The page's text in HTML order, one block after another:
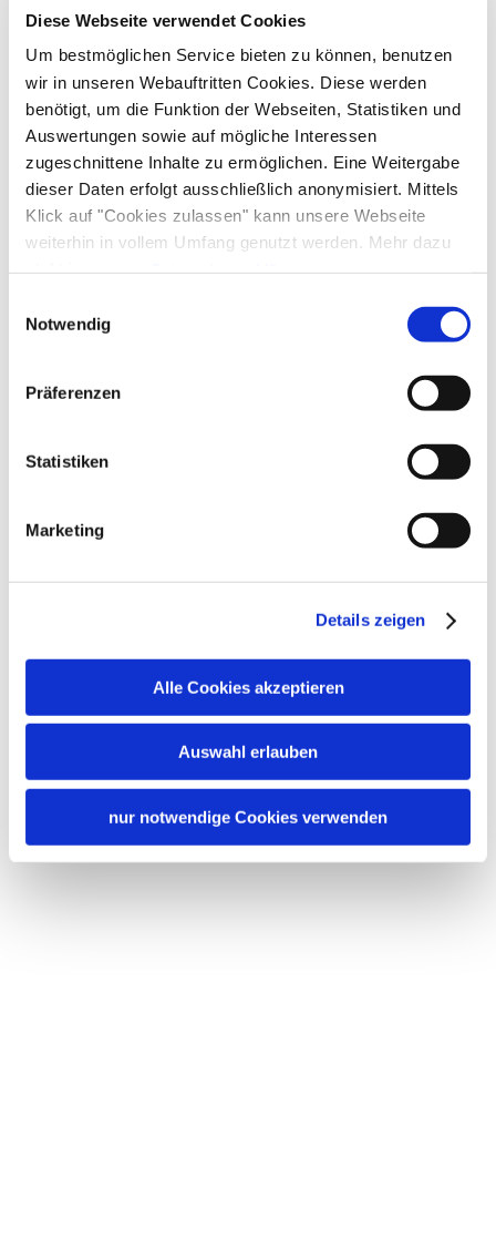
Diese Webseite verwendet Cookies
Um bestmöglichen Service bieten zu können, benutzen
wir in unseren Webauftritten Cookies. Diese werden
benötigt, um die Funktion der Webseiten, Statistiken und
Auswertungen sowie auf mögliche Interessen
zugeschnittene Inhalte zu ermöglichen. Eine Weitergabe
dieser Daten erfolgt ausschließlich anonymisiert. Mittels
Klick auf "Cookies zulassen" kann unsere Webseite
weiterhin in vollem Umfang genutzt werden. Mehr dazu
steht in unserer Datenschutzerklärung.
gelistet.
Notwendig
Präferenzen
Statistiken
Marketing
Details zeigen
Alle Cookies akzeptieren
Auswahl erlauben
nur notwendige Cookies verwenden